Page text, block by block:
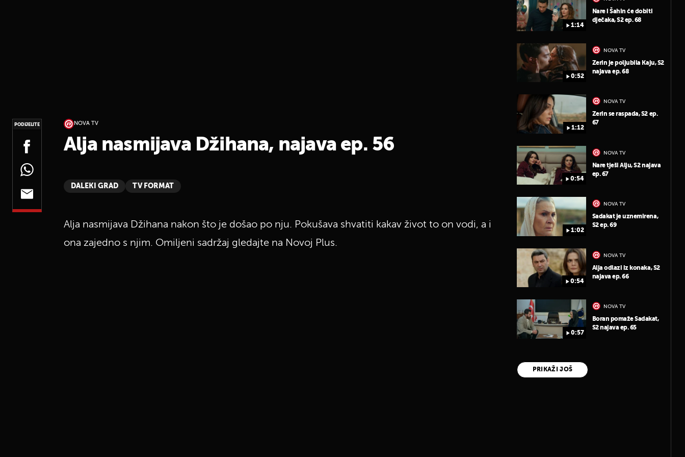
PODIJELITE NOVA TV
Alja nasmijava Džihana, najava ep. 56
DALEKI GRAD TV FORMAT
Alja nasmijava Džihana nakon što je došao po nju. Pokušava shvatiti kakav život to on vodi, a i
ona zajedno s njim. Omiljeni sadržaj gledajte na Novoj Plus.
1:14
Nare i Šahin će dobiti
dječaka, S2 ep. 68
0:52
NOVA TV
Zerin je poljubila Kaju, S2
najava ep. 68
1:12
NOVA TV
Zerin se raspada, S2 ep.
67
0:54
NOVA TV
Nare tješi Alju, S2 najava
ep. 67
1:02
NOVA TV
Sadakat je uznemirena,
S2 ep. 69
0:54
NOVA TV
Alja odlazi iz konaka, S2
najava ep. 66
0:57
NOVA TV
Boran pomaže Sadakat,
S2 najava ep. 65
PRIKAŽI JOŠ